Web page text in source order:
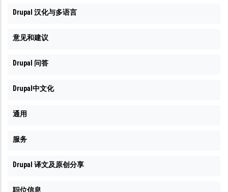
Drupal 汉化与多语言
意见和建议
Drupal 问答
Drupal中文化
通用
服务
Drupal 译文及原创分享
职位信息